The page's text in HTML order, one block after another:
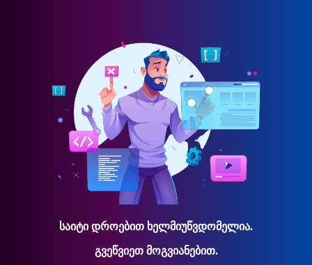
საიტი დროებით ხელმიუწვდომელია.
გვეწვიეთ მოგვიანებით.